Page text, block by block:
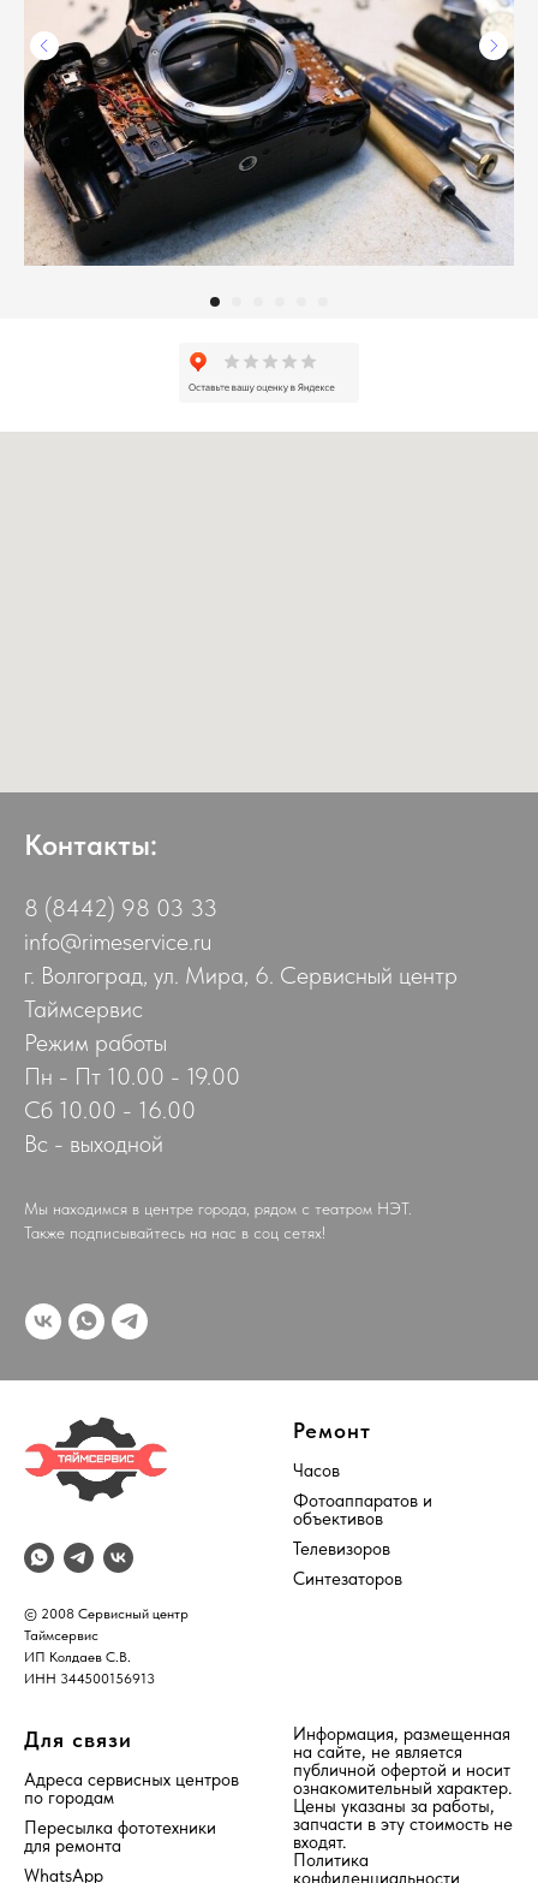
Контакты:
8 (8442) 98 03 33
info@rimeservice.ru
г. Волгоград, ул. Мира, 6. Сервисный центр
Таймсервис
Режим работы
Пн - Пт 10.00 - 19.00
Сб 10.00 - 16.00
Вс - выходной
Мы находимся в центре города, рядом с театром НЭТ.
Также подписывайтесь на нас в соц сетях!
© 2008 Сервисный центр
Таймсервис
ИП Колдаев С.В.
ИНН 344500156913
Ремонт
Часов
Фотоаппаратов и
объективов
Телевизоров
Синтезаторов
Для связи
Адреса сервисных центров
по городам
Пересылка фототехники
для ремонта
WhatsApp
Информация, размещенная
на сайте, не является
публичной офертой и носит
ознакомительный характер.
Цены указаны за работы,
запчасти в эту стоимость не
входят.
Политика
конфиденциальности